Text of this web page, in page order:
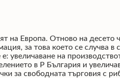
на Европа. Отново на десето
за това което се случва в
увеличаване на
в Р България и
за свободната търговия с